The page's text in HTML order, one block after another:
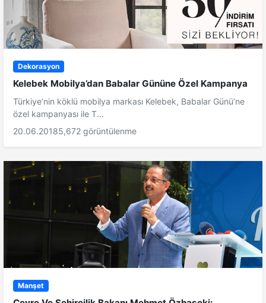
Dekorasyon
Kelebek Mobilya’dan Babalar Gününe Özel Kampanya
Türkiye’nin köklü mobilya markası Kelebek, Babalar Günü’ne
özel kampanyası ile T...
20.06.20185,672 görüntülenme
Manşet